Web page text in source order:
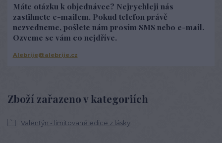
Zboží zařazeno v kategoriích
Valentýn - limitované edice z lásky
Máte otázku k objednávce? Nejrychleji nás
zastihnete e-mailem. Pokud telefon právě
nezvedneme, pošlete nám prosím SMS nebo e-mail.
Ozveme se vám co nejdříve.
Alebrije@alebrije.cz